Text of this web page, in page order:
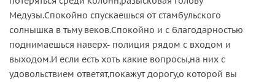
Медузы.Спокойно спускаешься от стамбульского
солнышка в тьму веков.Спокойно и с благодарностью
поднимаешься наверх- полиция рядом с входом и
выходом.И если есть хоть какие вопросы,на них с
удовольствием ответят,покажут дорогу,о которой вы